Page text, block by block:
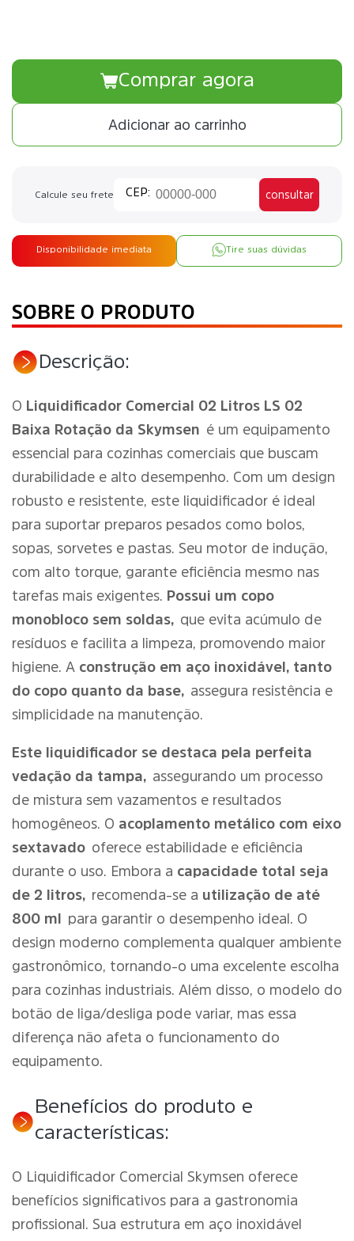
Adicionar ao carrinho
Comprar agora
Calcule seu frete consultar
Disponibilidade imediata Tire suas dúvidas
SOBRE O PRODUTO
Descrição:
O Liquidificador Comercial 02 Litros LS 02
Baixa Rotação da Skymsen é um equipamento
essencial para cozinhas comerciais que buscam
durabilidade e alto desempenho. Com um design
robusto e resistente, este liquidificador é ideal
para suportar preparos pesados como bolos,
sopas, sorvetes e pastas. Seu motor de indução,
com alto torque, garante eficiência mesmo nas
tarefas mais exigentes. Possui um copo
monobloco sem soldas, que evita acúmulo de
resíduos e facilita a limpeza, promovendo maior
higiene. A construção em aço inoxidável, tanto
do copo quanto da base, assegura resistência e
simplicidade na manutenção.
Este liquidificador se destaca pela perfeita
vedação da tampa, assegurando um processo
de mistura sem vazamentos e resultados
homogêneos. O acoplamento metálico com eixo
sextavado oferece estabilidade e eficiência
durante o uso. Embora a capacidade total seja
de 2 litros, recomenda-se a utilização de até
800 ml
para garantir o desempenho ideal. O
design moderno complementa qualquer ambiente
gastronômico, tornando-o uma excelente escolha
para cozinhas industriais. Além disso, o modelo do
botão de liga/desliga pode variar, mas essa
diferença não afeta o funcionamento do
equipamento.
Benefícios do produto e
características:
O Liquidificador Comercial Skymsen oferece
benefícios significativos para a gastronomia
profissional. Sua estrutura em aço inoxidável